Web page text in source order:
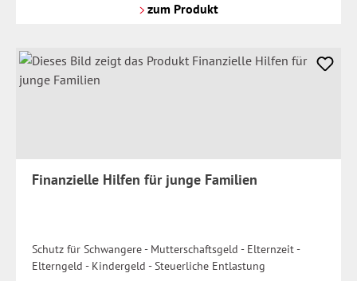
zum Produkt
Finanzielle Hilfen für junge Familien
Schutz für Schwangere - Mutterschaftsgeld - Elternzeit -
Elterngeld - Kindergeld - Steuerliche Entlastung